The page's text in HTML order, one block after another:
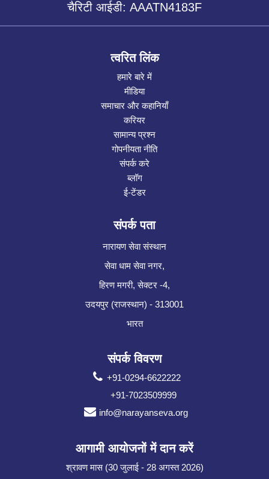
चैरिटी आईडी: AAATN4183F
त्वरित लिंक
हमारे बारे में
मीडिया
समाचार और कहानियाँ
करियर
सामान्य प्रश्न
गोपनीयता नीति
संपर्क करे
ब्लॉग
ई-टेंडर
संपर्क पता
नारायण सेवा संस्थान
सेवा धाम सेवा नगर,
हिरण मगरी, सेक्टर -4,
उदयपुर (राजस्थान) - 313001
भारत
संपर्क विवरण
+91-0294-6622222
+91-7023509999
info@narayanseva.org
आगामी आयोजनों में दान करें
श्रावण मास (30 जुलाई - 28 अगस्त 2026)